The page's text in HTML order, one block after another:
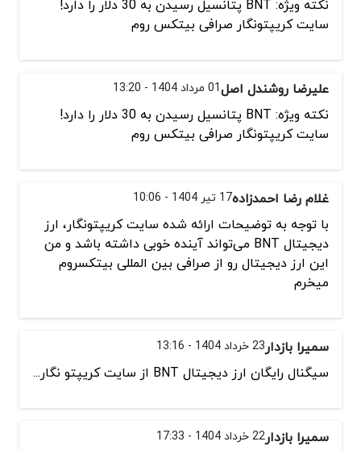
نکته ویژه: BNT پتانسیل رسیدن به 30 دلار را دارد!
سایت کریپتونگار صرافی بیتکس روم
علیرضا روشندل اصل01 مرداد 1404 - 13:20
نکته ویژه: BNT پتانسیل رسیدن به 30 دلار را دارد!
سایت کریپتونگار صرافی بیتکس روم
غلام رضا احمدزاده17 تیر 1404 - 10:06
با توجه به توضیحات ارائه شده سایت کریپتونگار، ارز
دیجیتال BNT می‌تواند آینده خوبی داشته باشد و من
این ارز دیجیتال رو از صرافی بین المللی بیتکسروم
میخرم
سمیرا بازدار23 خرداد 1404 - 13:16
سیگنال رایگان ارز دیجیتال BNT از سایت کریپتو نگار...
سمیرا بازدار22 خرداد 1404 - 17:33